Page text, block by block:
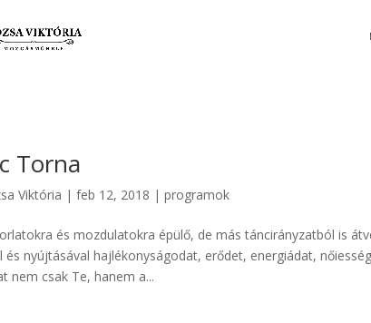
Torna
Viktória |feb 12, 2018 |programok
és mozdulatokra épülő, de más táncirányzatból is
és nyújtásával hajlékonyságodat, erődet, energiádat,
nem csak Te, hanem a...